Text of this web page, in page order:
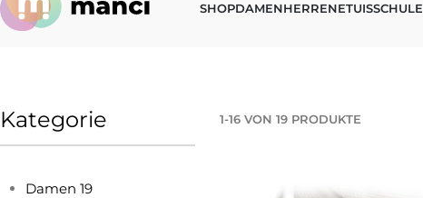
SHOPDAMENHERRENETUISSCHULE
Kategorie
Damen 19
1-16VON 19PRODUKTE